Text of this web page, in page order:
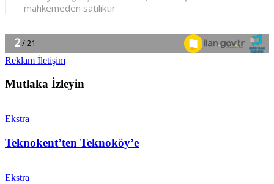
Reklam İletişim
Mutlaka İzleyin
Ekstra
Teknokent’ten Teknoköy’e
Ekstra